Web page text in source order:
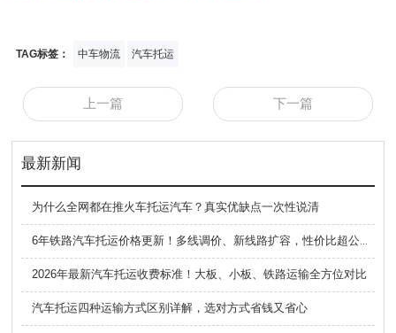
TAG标签： 中车物流 汽车托运
上一篇 下一篇
最新新闻
为什么全网都在推火车托运汽车？真实优缺点一次性说清
6年铁路汽车托运价格更新！多线调价、新线路扩容，性价比超公路大板车
2026年最新汽车托运收费标准！大板、小板、铁路运输全方位对比
汽车托运四种运输方式区别详解，选对方式省钱又省心